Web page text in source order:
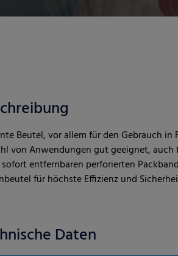
Beutel, vor allem für den Gebrauch
von Anwendungen gut geeignet,
entfernbaren perforierten
für höchste Effizienz und
Daten